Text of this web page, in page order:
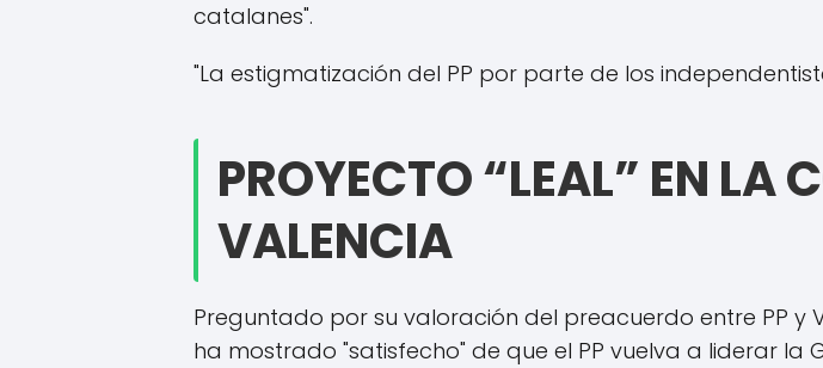
catalanes".
"La estigmatización del PP por parte de los
PROYECTO “LEAL” EN LA
VALENCIA
Preguntado por su valoración del preacuerdo entre PP y
ha mostrado "satisfecho" de que el PP vuelva a liderar la